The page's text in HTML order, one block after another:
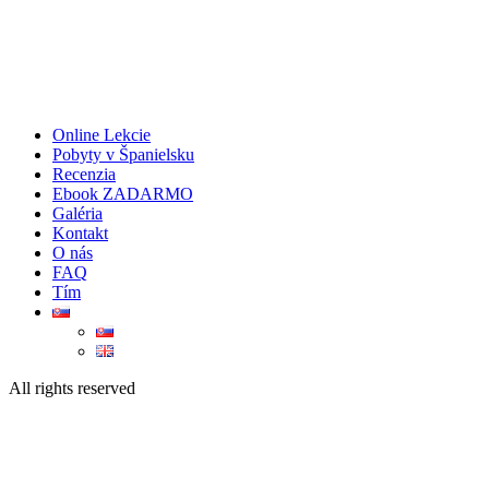
Online Lekcie
Pobyty v Španielsku
Recenzia
Ebook ZADARMO
Galéria
Kontakt
O nás
FAQ
Tím
All rights reserved